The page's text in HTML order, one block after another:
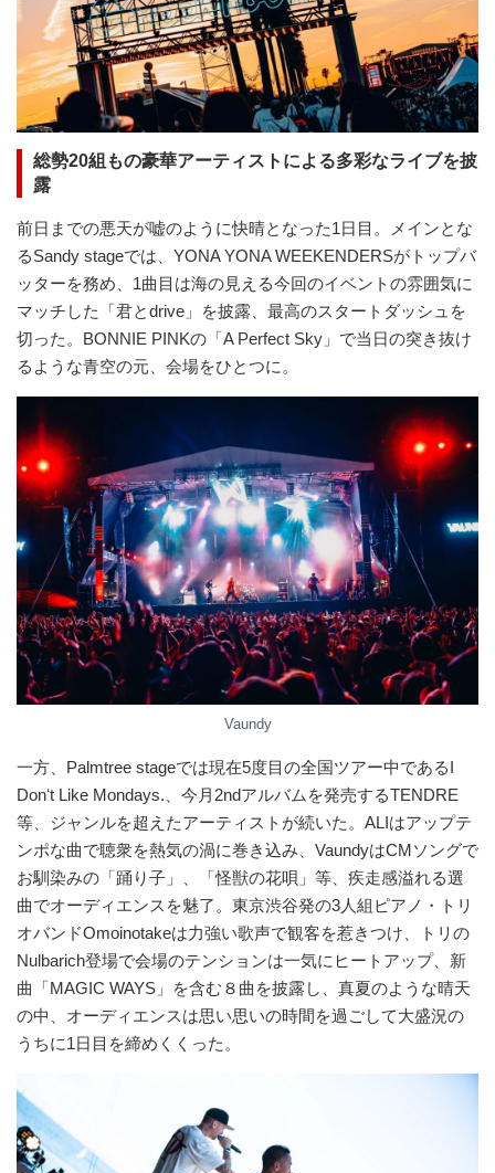
総勢20組もの豪華アーティストによる多彩なライブを披
露
前日までの悪天が嘘のように快晴となった1日目。メインとな
るSandy stageでは、YONA YONA WEEKENDERSがトップバ
ッターを務め、1曲目は海の見える今回のイベントの雰囲気に
マッチした「君とdrive」を披露、最高のスタートダッシュを
切った。BONNIE PINKの「A Perfect Sky」で当日の突き抜け
るような青空の元、会場をひとつに。
Vaundy
一方、Palmtree stageでは現在5度目の全国ツアー中であるI
Donʻt Like Mondays.、今月2ndアルバムを発売するTENDRE
等、ジャンルを超えたアーティストが続いた。ALIはアップテ
ンポな曲で聴衆を熱気の渦に巻き込み、VaundyはCMソングで
お馴染みの「踊り子」、「怪獣の花唄」等、疾走感溢れる選
曲でオーディエンスを魅了。東京渋谷発の3人組ピアノ・トリ
オバンドOmoinotakeは力強い歌声で観客を惹きつけ、トリの
Nulbarich登場で会場のテンションは⼀気にヒートアップ、新
曲「MAGIC WAYS」を含む８曲を披露し、真夏のような晴天
の中、オーディエンスは思い思いの時間を過ごして大盛況の
うちに1日目を締めくくった。